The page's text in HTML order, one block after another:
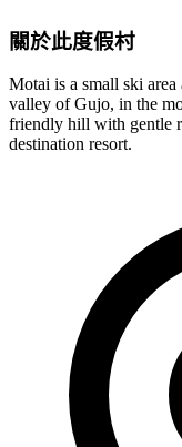
關於此度假村
Motai is a small ski
valley of Gujo, in the
friendly hill with gentle
destination resort.